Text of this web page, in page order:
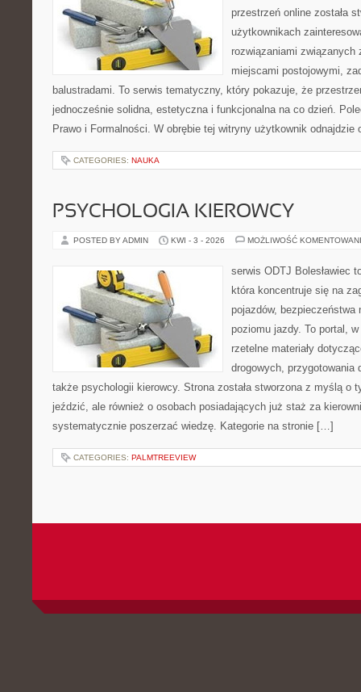
przestrzeń online została
użytkownikach
rozwiązaniami związanych
miejscami postojowymi,
balustradami. To serwis tematyczny, który pokazuje, że
jednocześnie solidna, estetyczna i funkcjonalna na co dzień.
Prawo i Formalności. W obrębie tej witryny użytkownik
CATEGORIES: NAUKA
PSYCHOLOGIA KIEROWCY
POSTED BY ADMIN KWI - 3 - 2026 MOŻLIWOŚĆ
serwis ODTJ Bolesławiec
która koncentruje się na
pojazdów, bezpieczeństwa
poziomu jazdy. To portal,
rzetelne materiały
drogowych, przygotowania
także psychologii kierowcy. Strona została stworzona z myślą o
jeździć, ale również o osobach posiadających już staż za
systematycznie poszerzać wiedzę. Kategorie na stronie […]
CATEGORIES: PALMTREEVIEW